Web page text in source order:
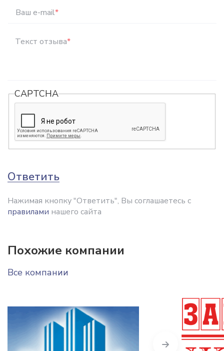
Ваш e-mail*
Текст отзыва*
CAPTCHA
Ответить
Нажимая кнопку "Ответить", Вы соглашаетесь с
правилами нашего сайта
Похожие компании
Все компании